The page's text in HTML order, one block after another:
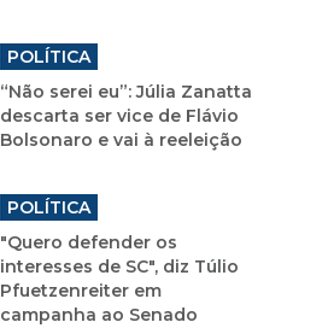
POLÍTICA
“Não serei eu”: Júlia Zanatta
descarta ser vice de Flávio
Bolsonaro e vai à reeleição
POLÍTICA
"Quero defender os
interesses de SC", diz Túlio
Pfuetzenreiter em
campanha ao Senado